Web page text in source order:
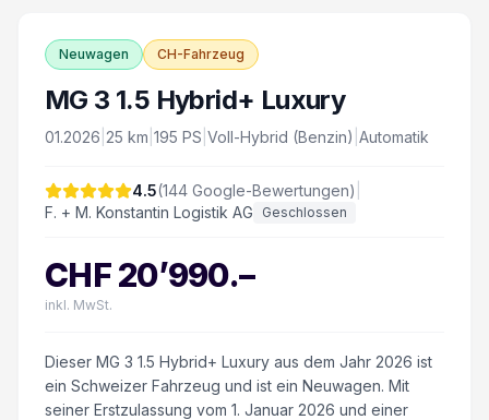
Neuwagen CH-Fahrzeug
MG 3 1.5 Hybrid+ Luxury
01.2026 25 km 195 PS Voll-Hybrid (Benzin) Automatik
4.5(144 Google-Bewertungen)
F. + M. Konstantin Logistik AG
Geschlossen
CHF20’990.–
inkl. MwSt.
Dieser MG 3 1.5 Hybrid+ Luxury aus dem Jahr 2026 ist
ein Schweizer Fahrzeug und ist ein Neuwagen. Mit
seiner Erstzulassung vom 1. Januar 2026 und einer